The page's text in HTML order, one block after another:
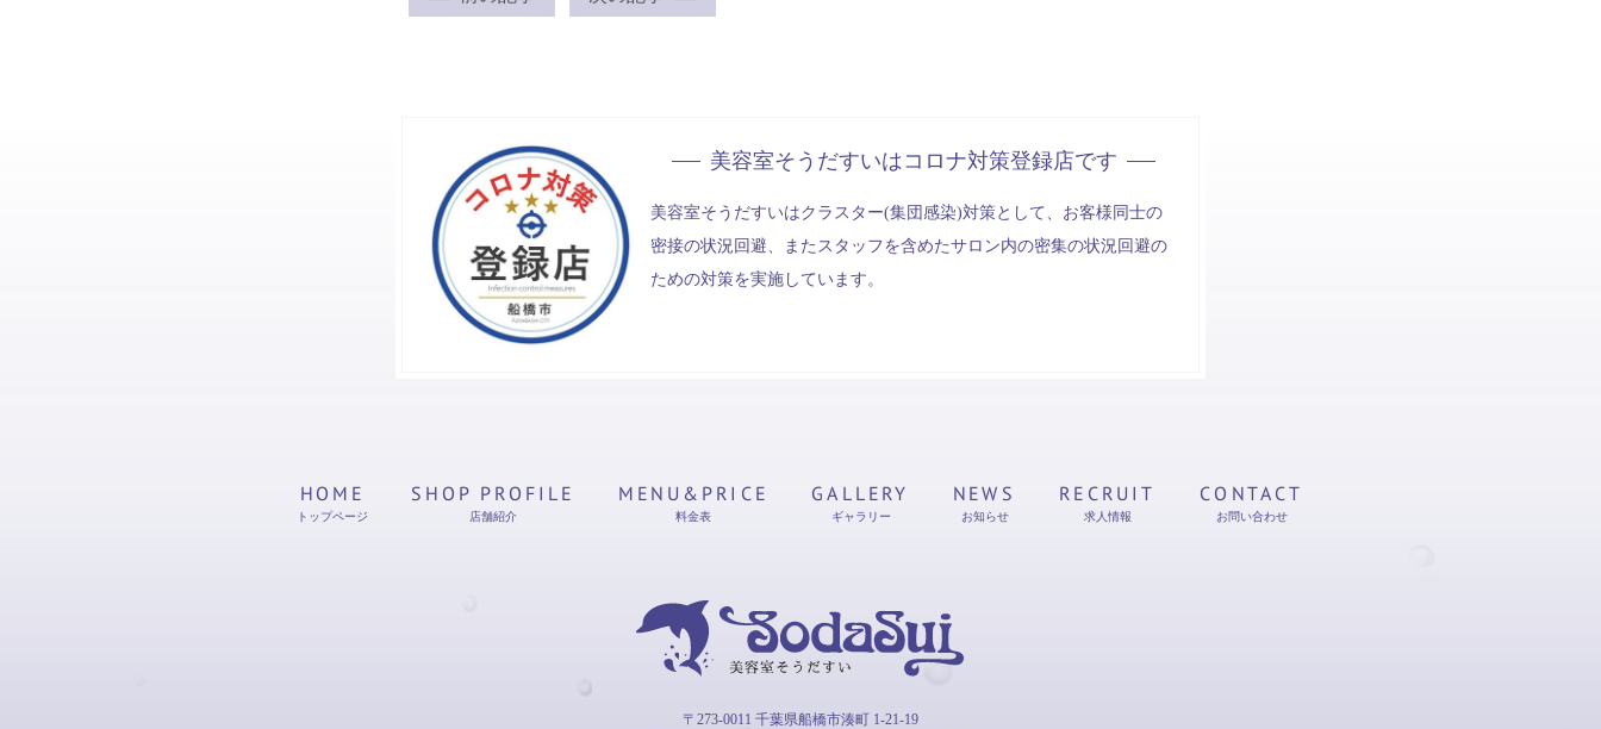
美容室そうだすいはコロナ対策登録店です
美容室そうだすいはクラスター(集団感染)対策として、お客様同士の
密接の状況回避、またスタッフを含めたサロン内の密集の状況回避の
ための対策を実施しています。
HOME
トップページ
SHOP PROFILE
店舗紹介
MENU&PRICE
料金表
GALLERY
ギャラリー
NEWS
お知らせ
RECRUIT
求人情報
CONTACT
お問い合わせ
そうだすい
〒273-0011 千葉県船橋市湊町 1-21-19